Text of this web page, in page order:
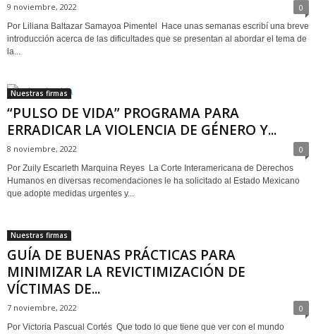
9 noviembre, 2022 0
Por Liliana Baltazar Samayoa Pimentel Hace unas semanas escribí una breve
introducción acerca de las dificultades que se presentan al abordar el tema de
la...
Nuestras firmas
“PULSO DE VIDA” PROGRAMA PARA
ERRADICAR LA VIOLENCIA DE GÉNERO Y...
8 noviembre, 2022 0
Por Zuily Escarleth Marquina Reyes La Corte Interamericana de Derechos
Humanos en diversas recomendaciones le ha solicitado al Estado Mexicano
que adopte medidas urgentes y...
Nuestras firmas
GUÍA DE BUENAS PRÁCTICAS PARA
MINIMIZAR LA REVICTIMIZACIÓN DE
VÍCTIMAS DE...
7 noviembre, 2022 0
Por Victoria Pascual Cortés Que todo lo que tiene que ver con el mundo